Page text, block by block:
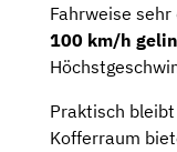
Fahrweise
100 km/h
Praktisch
Kofferraum